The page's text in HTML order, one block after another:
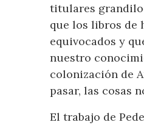
titulares
que los libros de
equivocados y
nuestro
colonización de
pasar, las cosas
El trabajo de